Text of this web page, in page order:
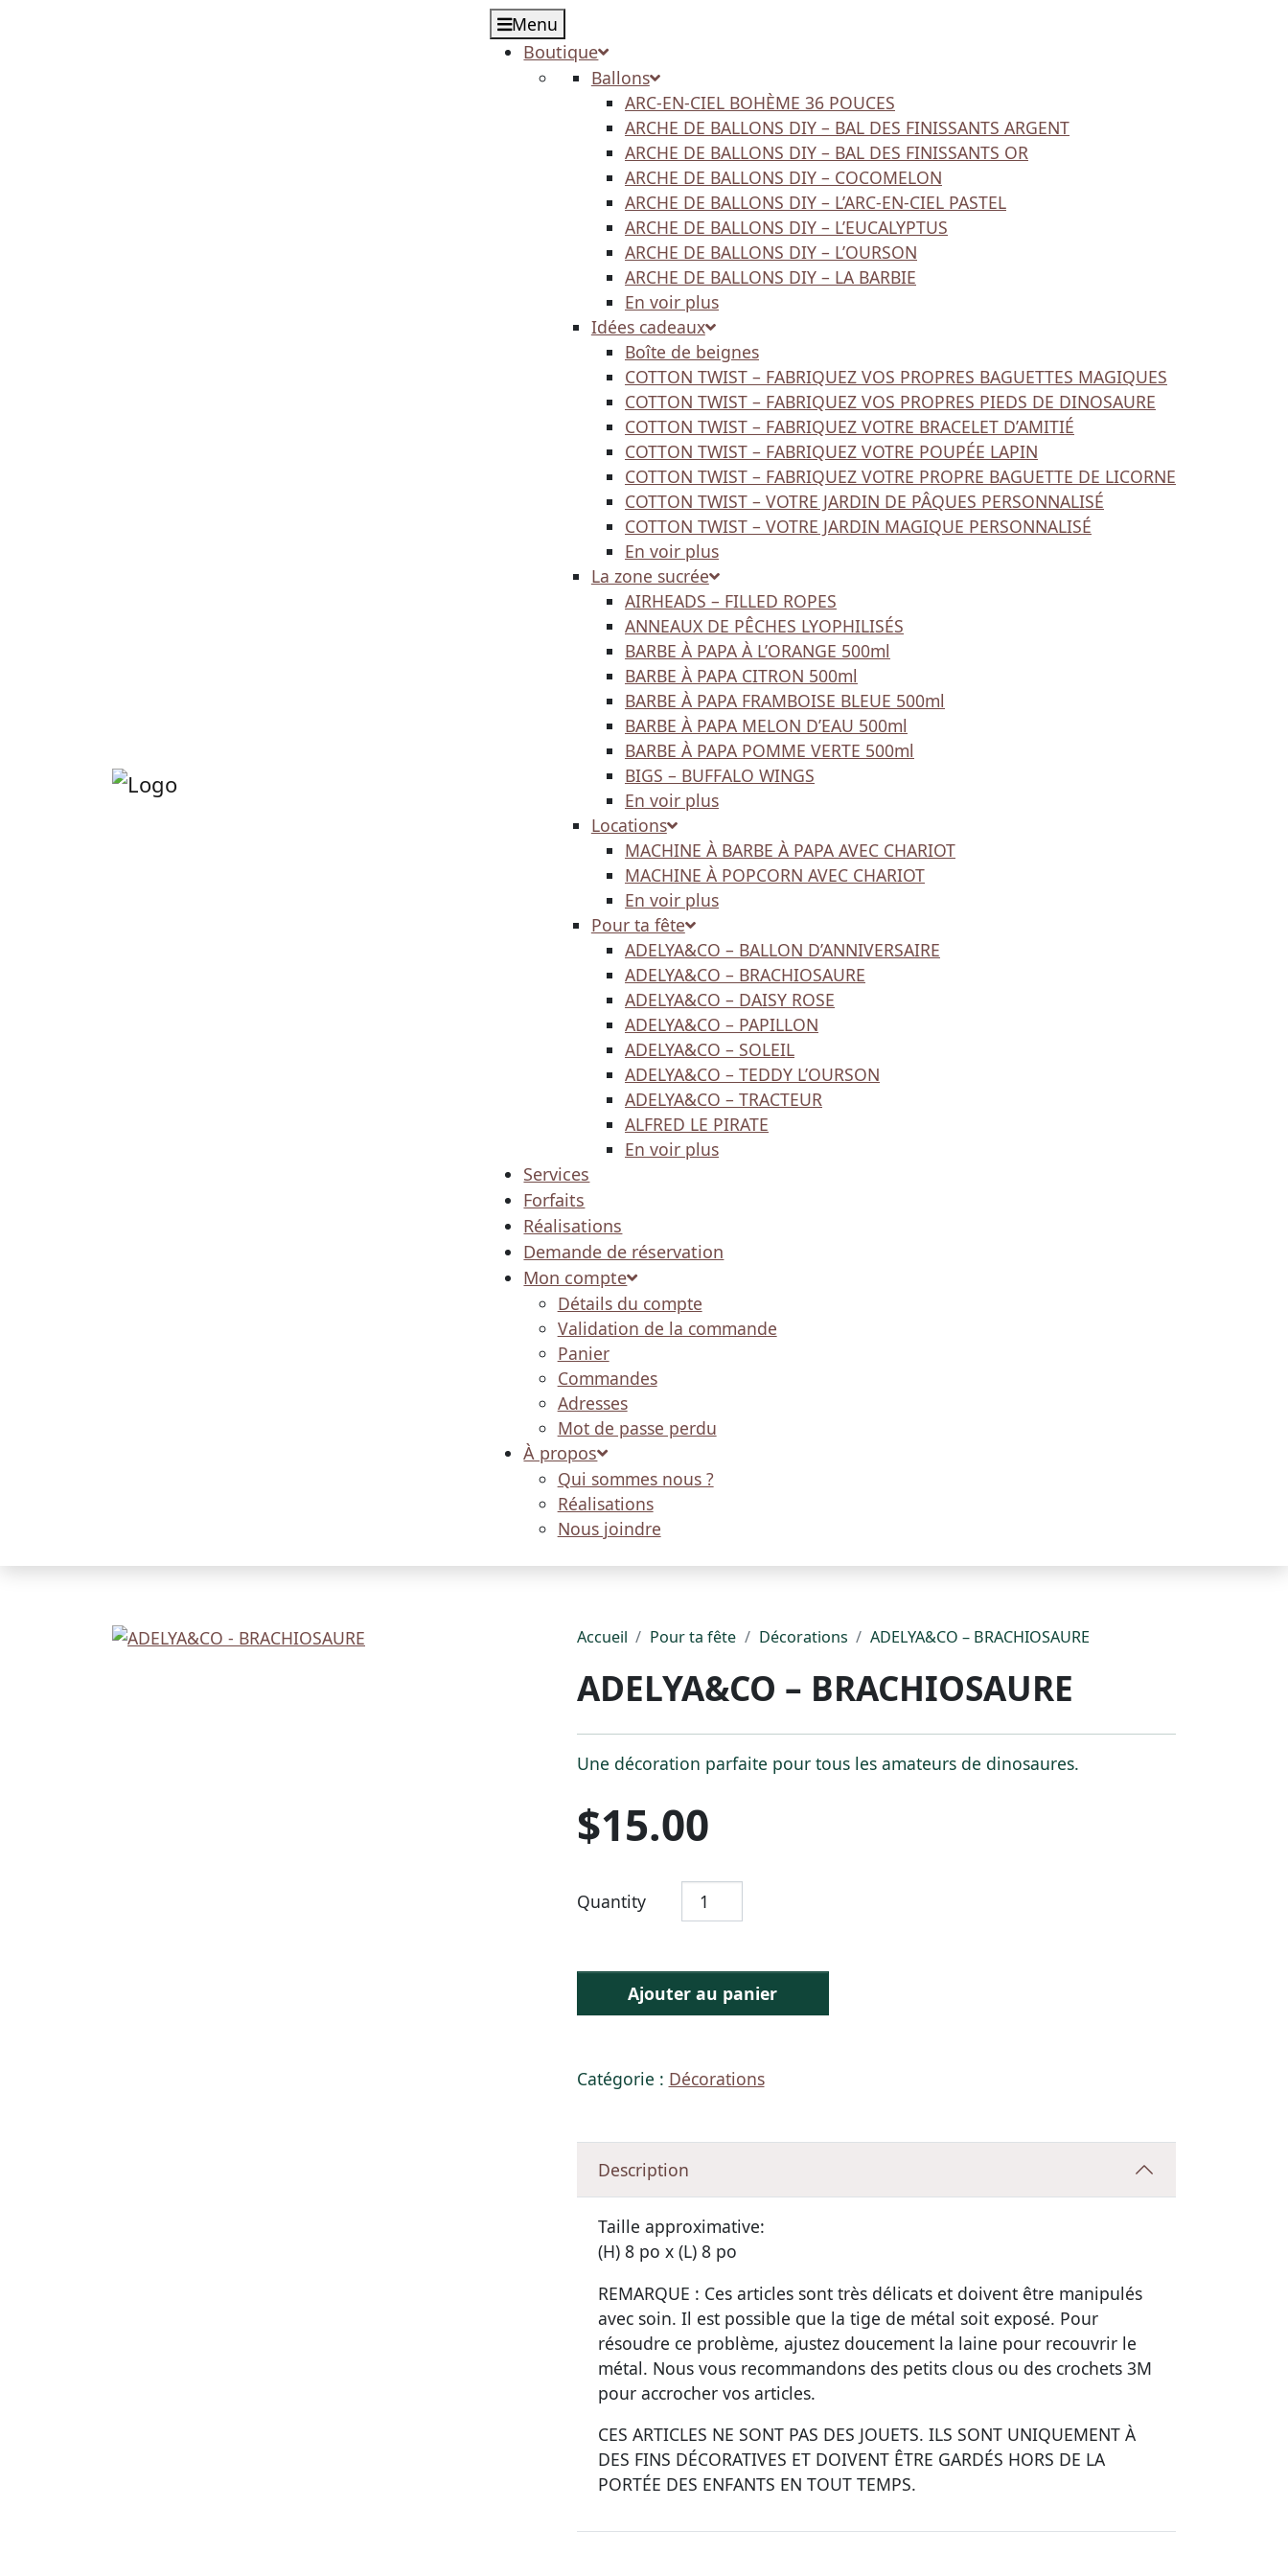
Menu
Boutique
Ballons
ARC-EN-CIEL BOHÈME 36 POUCES
ARCHE DE BALLONS DIY – BAL DES FINISSANTS ARGENT
ARCHE DE BALLONS DIY – BAL DES FINISSANTS OR
ARCHE DE BALLONS DIY – COCOMELON
ARCHE DE BALLONS DIY – L’ARC-EN-CIEL PASTEL
ARCHE DE BALLONS DIY – L’EUCALYPTUS
ARCHE DE BALLONS DIY – L’OURSON
ARCHE DE BALLONS DIY – LA BARBIE
En voir plus
Idées cadeaux
Boîte de beignes
COTTON TWIST – FABRIQUEZ VOS PROPRES BAGUETTES MAGIQUES
COTTON TWIST – FABRIQUEZ VOS PROPRES PIEDS DE DINOSAURE
COTTON TWIST – FABRIQUEZ VOTRE BRACELET D’AMITIÉ
COTTON TWIST – FABRIQUEZ VOTRE POUPÉE LAPIN
COTTON TWIST – FABRIQUEZ VOTRE PROPRE BAGUETTE DE LICORNE
COTTON TWIST – VOTRE JARDIN DE PÂQUES PERSONNALISÉ
COTTON TWIST – VOTRE JARDIN MAGIQUE PERSONNALISÉ
En voir plus
La zone sucrée
AIRHEADS – FILLED ROPES
ANNEAUX DE PÊCHES LYOPHILISÉS
BARBE À PAPA À L’ORANGE 500ml
BARBE À PAPA CITRON 500ml
BARBE À PAPA FRAMBOISE BLEUE 500ml
BARBE À PAPA MELON D’EAU 500ml
BARBE À PAPA POMME VERTE 500ml
BIGS – BUFFALO WINGS
En voir plus
Locations
MACHINE À BARBE À PAPA AVEC CHARIOT
MACHINE À POPCORN AVEC CHARIOT
En voir plus
Pour ta fête
ADELYA&CO – BALLON D’ANNIVERSAIRE
ADELYA&CO – BRACHIOSAURE
ADELYA&CO – DAISY ROSE
ADELYA&CO – PAPILLON
ADELYA&CO – SOLEIL
ADELYA&CO – TEDDY L’OURSON
ADELYA&CO – TRACTEUR
ALFRED LE PIRATE
En voir plus
Services
Forfaits
Réalisations
Demande de réservation
Mon compte
Détails du compte
Validation de la commande
Panier
Commandes
Adresses
Mot de passe perdu
À propos
Qui sommes nous ?
Réalisations
Nous joindre
Accueil Pour ta fête Décorations ADELYA&CO – BRACHIOSAURE
ADELYA&CO – BRACHIOSAURE
Une décoration parfaite pour tous les amateurs de dinosaures.
$15.00
Quantity
Ajouter au panier
Catégorie : Décorations
Description
Taille approximative:
(H) 8 po x (L) 8 po
REMARQUE : Ces articles sont très délicats et doivent être manipulés
avec soin. Il est possible que la tige de métal soit exposé. Pour
résoudre ce problème, ajustez doucement la laine pour recouvrir le
métal. Nous vous recommandons des petits clous ou des crochets 3M
pour accrocher vos articles.
CES ARTICLES NE SONT PAS DES JOUETS. ILS SONT UNIQUEMENT À
DES FINS DÉCORATIVES ET DOIVENT ÊTRE GARDÉS HORS DE LA
PORTÉE DES ENFANTS EN TOUT TEMPS.